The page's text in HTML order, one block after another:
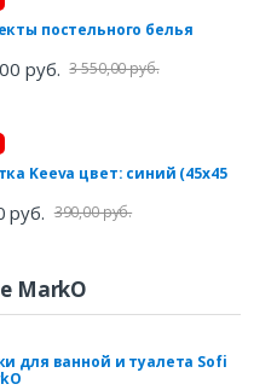
постельного белья
руб. 3 550,00 руб.
Keeva цвет: синий (45х45
руб. 390,00 руб.
MarkO
для ванной и туалета Sofi